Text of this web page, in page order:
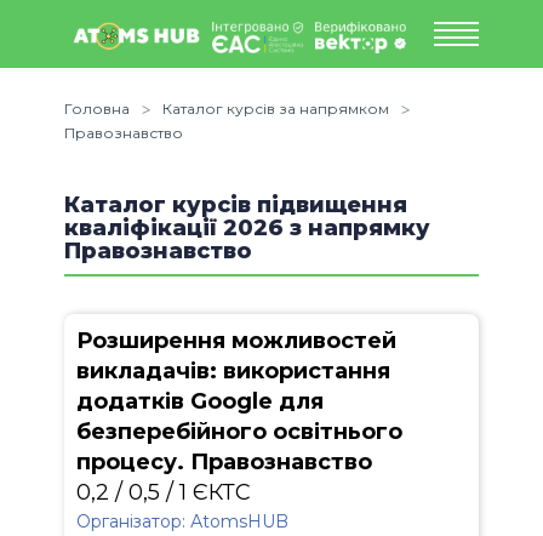
Головна
Каталог курсів за напрямком
Правознавство
Каталог курсів підвищення
кваліфікації 2026 з напрямку
Правознавство
Розширення можливостей
викладачів: використання
додатків Google для
безперебійного освітнього
процесу. Правознавство
0,2 / 0,5 / 1 ЄКТС
Організатор: АtomsHUB